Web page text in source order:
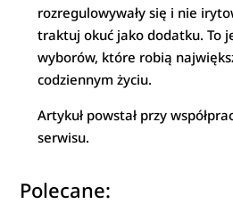
rozregulowywały się i nie
traktuj okuć jako dodatku. To
wyborów, które robią
codziennym życiu.
Artykuł powstał przy
serwisu.
Polecane: